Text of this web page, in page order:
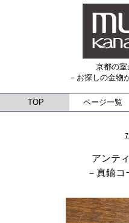
京都の室
－お探しの金物
TOP ページ一覧
アンテ
－真鍮コ